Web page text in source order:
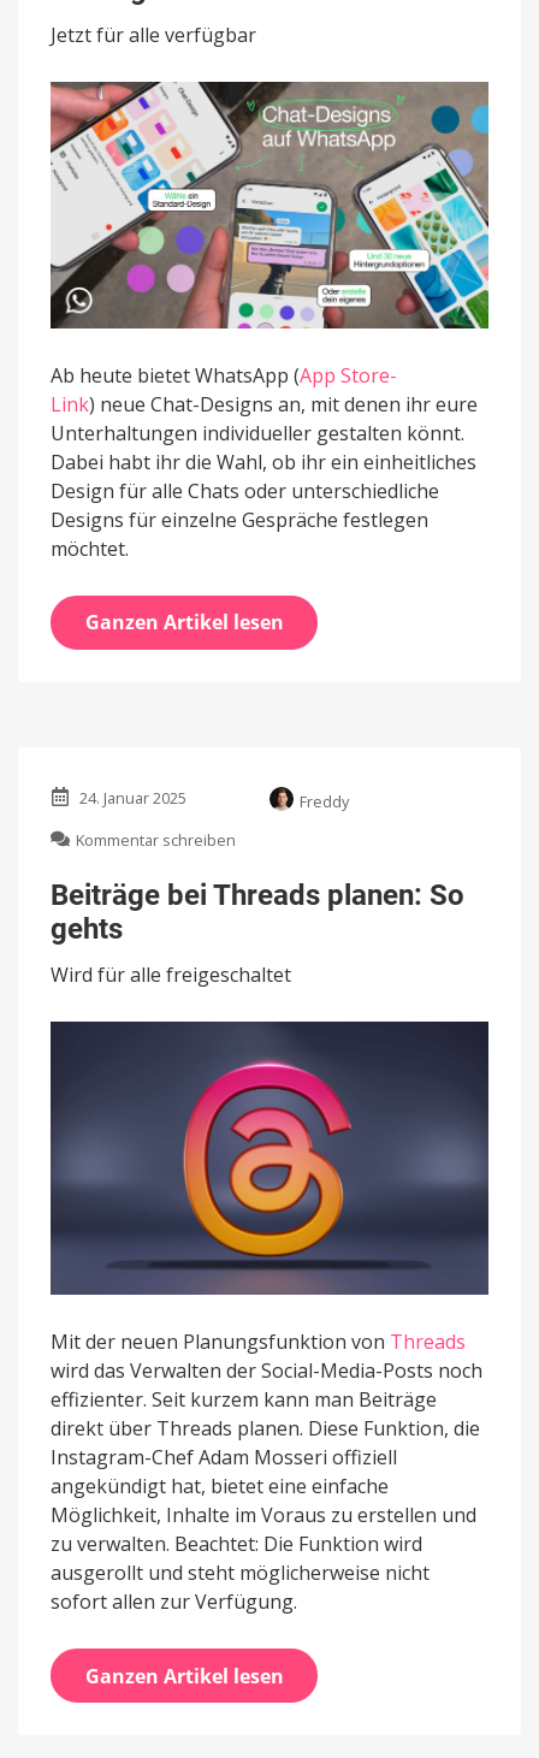
Sprechblasen
und
Hintergründen
ein
Jetzt für alle verfügbar
Ab heute bietet WhatsApp (App Store-
Link) neue Chat-Designs an, mit denen ihr eure
Unterhaltungen individueller gestalten könnt.
Dabei habt ihr die Wahl, ob ihr ein einheitliches
Design für alle Chats oder unterschiedliche
Designs für einzelne Gespräche festlegen
möchtet.
Ganzen Artikel lesen
24. Januar 2025
Freddy
Kommentar schreiben
bei
Threads
gehts
Beiträge bei Threads planen: So
gehts
Wird für alle freigeschaltet
Mit der neuen Planungsfunktion von Threads
wird das Verwalten der Social-Media-Posts noch
effizienter. Seit kurzem kann man Beiträge
direkt über Threads planen. Diese Funktion, die
Instagram-Chef Adam Mosseri offiziell
angekündigt hat, bietet eine einfache
Möglichkeit, Inhalte im Voraus zu erstellen und
zu verwalten. Beachtet: Die Funktion wird
ausgerollt und steht möglicherweise nicht
sofort allen zur Verfügung.
Ganzen Artikel lesen